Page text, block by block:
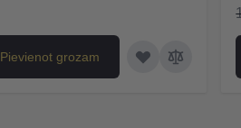
Pievienot grozam